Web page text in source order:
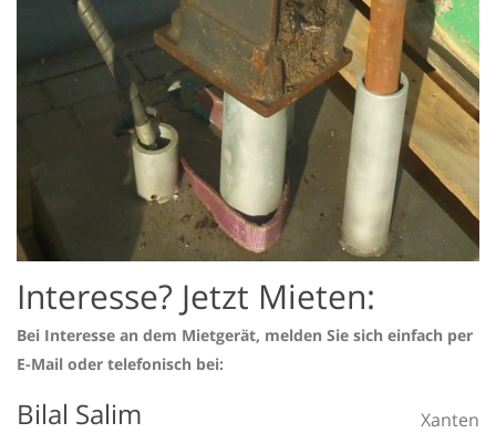
Interesse? Jetzt Mieten:
Bei Interesse an dem Mietgerät, melden Sie sich einfach per
E-Mail oder telefonisch bei:
Bilal Salim Xanten